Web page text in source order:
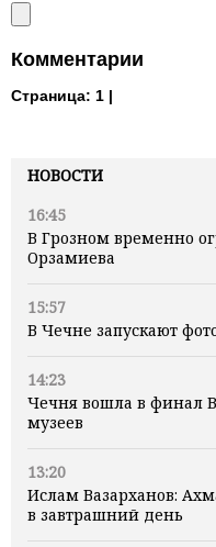
НОВОСТИ
16:45
В Грозном временно
Орзамиева
15:57
В Чечне запускают
14:23
Чечня вошла в финал
музеев
13:20
Ислам Вазарханов:
в завтрашний день
Комментарии
Страница: 1 |